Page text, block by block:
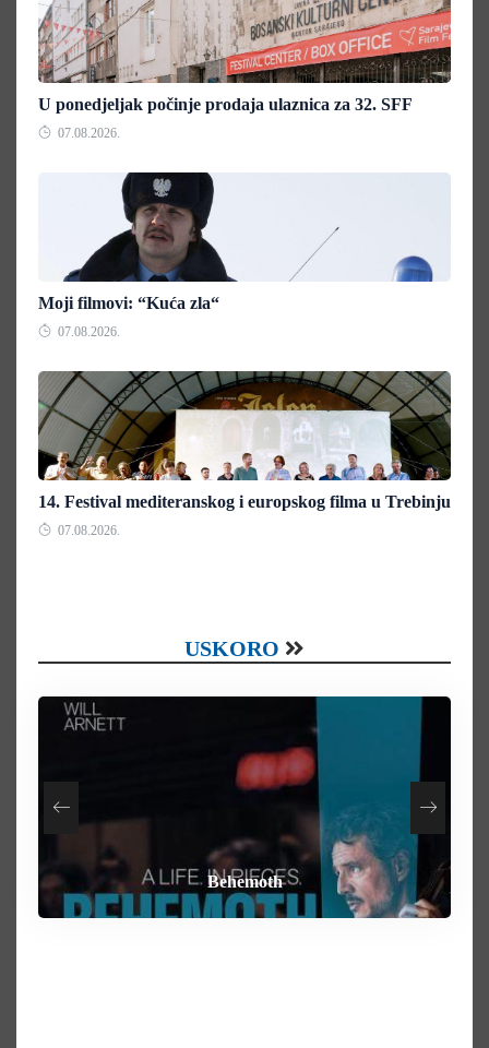
U ponedjeljak počinje prodaja ulaznica za 32. SFF
07.08.2026.
Moji filmovi: “Kuća zla“
07.08.2026.
14. Festival mediteranskog i europskog filma u Trebinju
07.08.2026.
USKORO
Heart of the Beast
Behemoth
How To Rob A Bank
By Any Means